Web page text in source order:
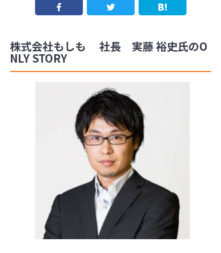
株式会社もしも 社長 実藤 裕史氏のO
NLY STORY